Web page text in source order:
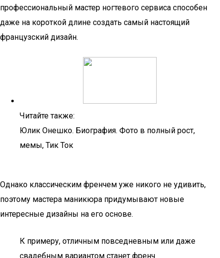
профессиональный мастер ногтевого сервиса способен
даже на короткой длине создать самый настоящий
французский дизайн.
Читайте также:
Юлик Онешко. Биография. Фото в полный рост,
мемы, Тик Ток
Однако классическим френчем уже никого не удивить,
поэтому мастера маникюра придумывают новые
интересные дизайны на его основе.
К примеру, отличным повседневным или даже
свадебным вариантом станет френч